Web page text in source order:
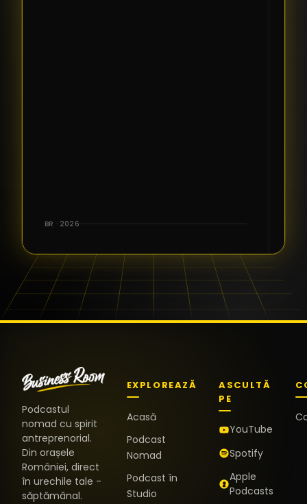
BR · 2026
Podcastul
nomad cu spirit
antreprenorial.
Din orașele
României, direct
în urechile tale -
săptămânal.
EXPLOREAZĂ
Acasă
Podcast
Nomad
Podcast în
Studio
ASCULTĂ
PE
YouTube
Spotify
Apple
Podcasts